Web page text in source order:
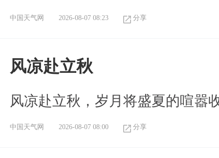
中国天气网 2026-08-07 08:23 分享
风凉赴立秋
风凉赴立秋，岁月将盛夏的喧嚣
中国天气网 2026-08-07 08:00 分享